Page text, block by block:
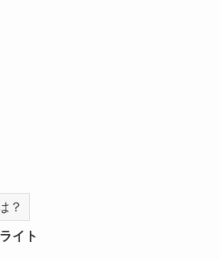
？
イト